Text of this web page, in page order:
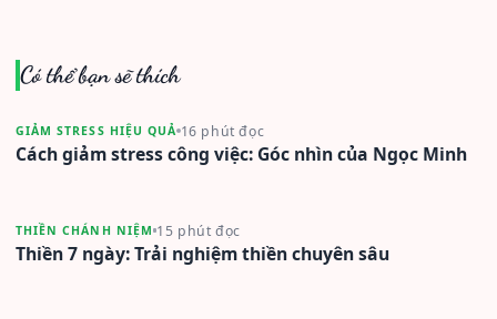
Có thể bạn sẽ thích
GIẢM STRESS HIỆU QUẢ 16 phút đọc
Cách giảm stress công việc: Góc nhìn của Ngọc Minh
THIỀN CHÁNH NIỆM 15 phút đọc
Thiền 7 ngày: Trải nghiệm thiền chuyên sâu